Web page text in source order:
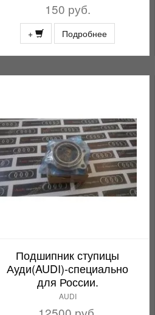
150 руб.
+ Подробнее
Подшипник ступицы
Ауди(AUDI)-специально
для России.
AUDI